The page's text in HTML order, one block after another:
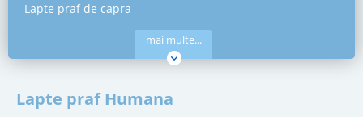
Lapte praf de capra
mai multe...
Lapte praf Humana